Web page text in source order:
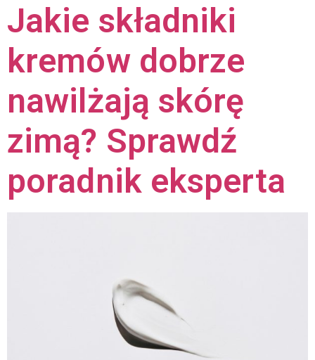
Jakie składniki
kremów dobrze
nawilżają skórę
zimą? Sprawdź
poradnik eksperta